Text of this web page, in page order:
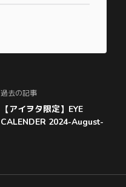
過去の記事
【アイヲタ限定】EYE
CALENDER 2024-August-